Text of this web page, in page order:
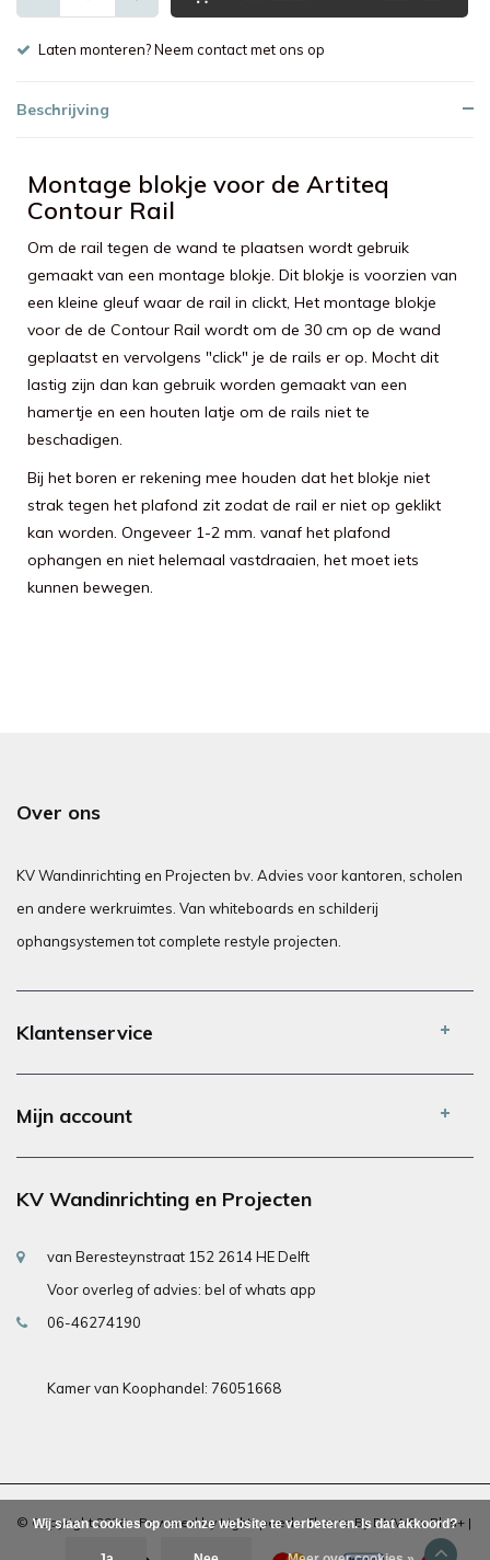
Laten monteren? Neem contact met ons op
Beschrijving
Montage blokje voor de Artiteq
Contour Rail
Om de rail tegen de wand te plaatsen wordt gebruik
gemaakt van een montage blokje. Dit blokje is voorzien van
een kleine gleuf waar de rail in clickt, Het montage blokje
voor de de Contour Rail wordt om de 30 cm op de wand
geplaatst en vervolgens "click" je de rails er op. Mocht dit
lastig zijn dan kan gebruik worden gemaakt van een
hamertje en een houten latje om de rails niet te
beschadigen.
Bij het boren er rekening mee houden dat het blokje niet
strak tegen het plafond zit zodat de rail er niet op geklikt
kan worden. Ongeveer 1-2 mm. vanaf het plafond
ophangen en niet helemaal vastdraaien, het moet iets
kunnen bewegen.
Over ons
KV Wandinrichting en Projecten bv. Advies voor kantoren, scholen
en andere werkruimtes. Van whiteboards en schilderij
ophangsystemen tot complete restyle projecten.
Klantenservice
Mijn account
KV Wandinrichting en Projecten
van Beresteynstraat 152 2614 HE Delft
Voor overleg of advies: bel of whats app
06-46274190
Kamer van Koophandel: 76051668
© Copyright 2026 - Powered byLightspeed- Theme By DMWSxPlus+ |
Wij slaan cookies op om onze website te verbeteren. Is dat akkoord?